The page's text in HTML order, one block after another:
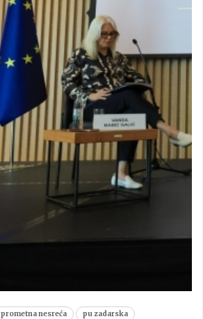
prometna nesreća pu zadarska